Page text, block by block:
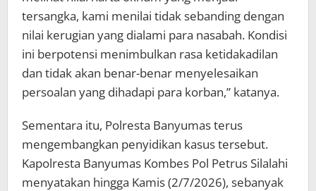
tersangka, kami menilai tidak sebanding dengan
nilai kerugian yang dialami para nasabah. Kondisi
ini berpotensi menimbulkan rasa ketidakadilan
dan tidak akan benar-benar menyelesaikan
persoalan yang dihadapi para korban,” katanya.
Sementara itu, Polresta Banyumas terus
mengembangkan penyidikan kasus tersebut.
Kapolresta Banyumas Kombes Pol Petrus Silalahi
menyatakan hingga Kamis (2/7/2026), sebanyak